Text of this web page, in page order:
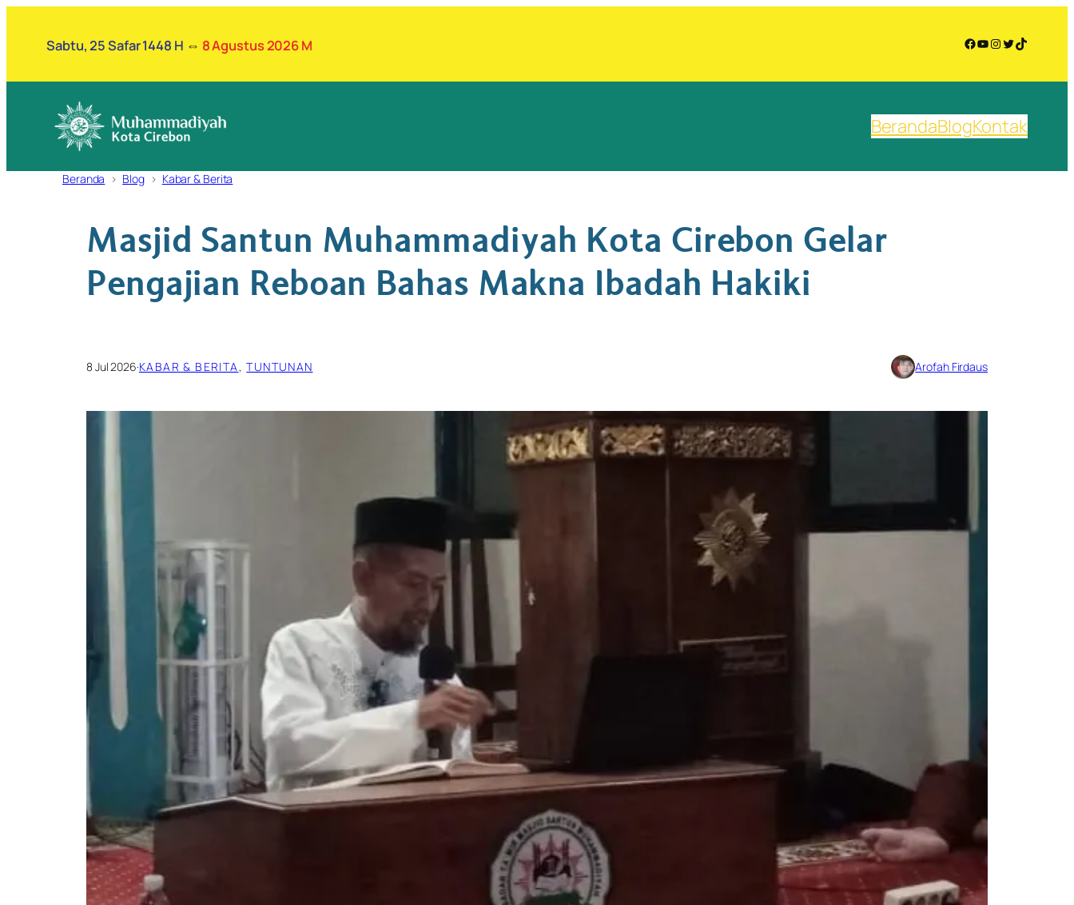
Sabtu, 25 Safar 1448 H ⇔ 8 Agustus 2026 M Facebook
YouTube
Instagram
Twitter
TikTok
BerandaBlogKontak
Beranda Blog Kabar & Berita
Masjid Santun Muhammadiyah Kota Cirebon Gelar
Pengajian Reboan Bahas Makna Ibadah Hakiki
8 Jul 2026·KABAR & BERITA, TUNTUNAN Arofah Firdaus